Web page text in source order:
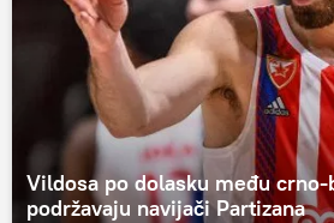
Vildosa po dolasku među
podržavaju navijači Partizana